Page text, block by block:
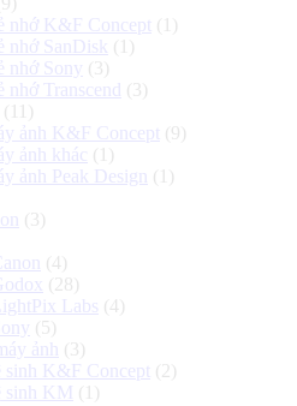
nhớ K&F Concept (1)
nhớ SanDisk (1)
nhớ Sony (3)
Transcend
(3)
(11)
ảnh K&F Concept (9)
ảnh khác (1)
ảnh Peak Design
(1)
(3)
(4)
(28)
Labs (4)
(5)
ảnh
(3)
sinh K&F Concept (2)
sinh KM (1)